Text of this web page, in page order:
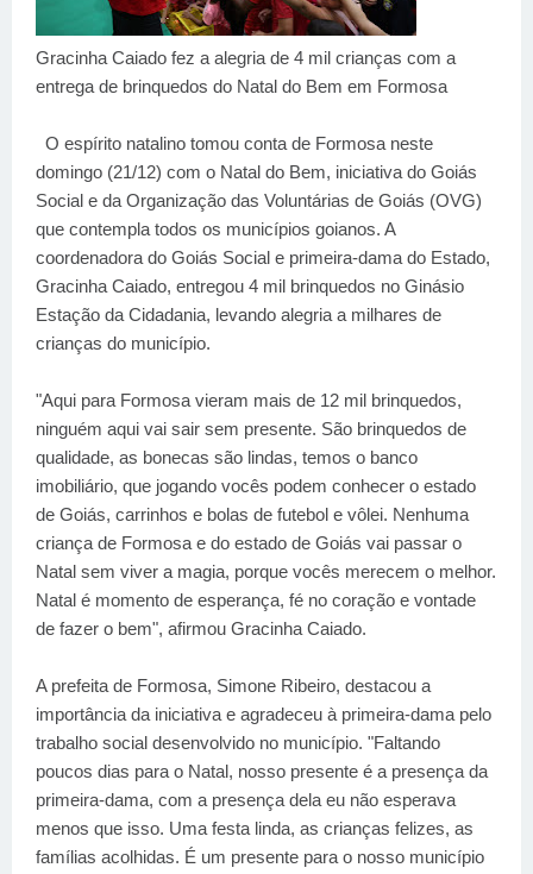
Gracinha Caiado fez a alegria de 4 mil crianças com a
entrega de brinquedos do Natal do Bem em Formosa
O espírito natalino tomou conta de Formosa neste
domingo (21/12) com o Natal do Bem, iniciativa do Goiás
Social e da Organização das Voluntárias de Goiás (OVG)
que contempla todos os municípios goianos. A
coordenadora do Goiás Social e primeira-dama do Estado,
Gracinha Caiado, entregou 4 mil brinquedos no Ginásio
Estação da Cidadania, levando alegria a milhares de
crianças do município.
"Aqui para Formosa vieram mais de 12 mil brinquedos,
ninguém aqui vai sair sem presente. São brinquedos de
qualidade, as bonecas são lindas, temos o banco
imobiliário, que jogando vocês podem conhecer o estado
de Goiás, carrinhos e bolas de futebol e vôlei. Nenhuma
criança de Formosa e do estado de Goiás vai passar o
Natal sem viver a magia, porque vocês merecem o melhor.
Natal é momento de esperança, fé no coração e vontade
de fazer o bem", afirmou Gracinha Caiado.
A prefeita de Formosa, Simone Ribeiro, destacou a
importância da iniciativa e agradeceu à primeira-dama pelo
trabalho social desenvolvido no município. "Faltando
poucos dias para o Natal, nosso presente é a presença da
primeira-dama, com a presença dela eu não esperava
menos que isso. Uma festa linda, as crianças felizes, as
famílias acolhidas. É um presente para o nosso município